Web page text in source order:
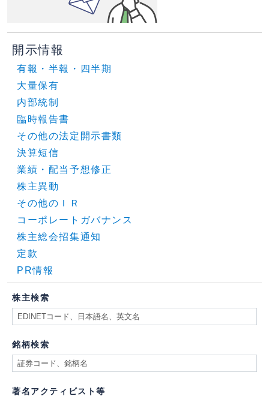
開示情報
有報・半報・四半期
大量保有
内部統制
臨時報告書
その他の法定開示書類
決算短信
業績・配当予想修正
株主異動
その他のＩＲ
コーポレートガバナンス
株主総会招集通知
定款
PR情報
株主検索
銘柄検索
著名アクティビスト等